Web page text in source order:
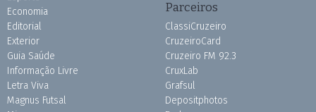
Economia
Editorial
Exterior
Guia Saúde
Informação Livre
Letra Viva
Magnus Futsal
Parceiros
ClassiCruzeiro
CruzeiroCard
Cruzeiro FM 92.3
CruxLab
Grafsul
Depositphotos